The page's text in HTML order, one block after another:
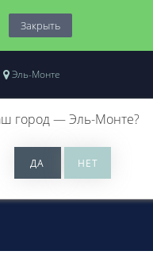
Закрыть
Эль-Монте
город —Эль-Монте?
0